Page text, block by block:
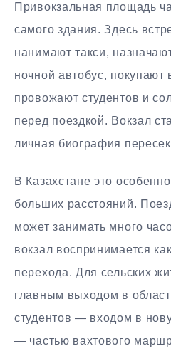
Привокзальная площадь
самого здания. Здесь
нанимают такси,
ночной автобус, покупают
провожают студентов и
перед поездкой. Вокзал
личная биография
В Казахстане это
больших расстояний.
может занимать много
вокзал воспринимается
перехода. Для сельских
главным выходом в
студентов — входом в
— частью вахтового